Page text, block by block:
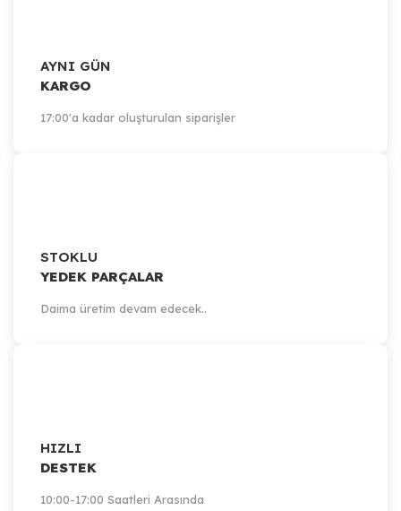
AYNI GÜN
KARGO
17:00'a kadar oluşturulan siparişler
STOKLU
YEDEK PARÇALAR
Daima üretim devam edecek..
HIZLI
DESTEK
10:00-17:00 Saatleri Arasında